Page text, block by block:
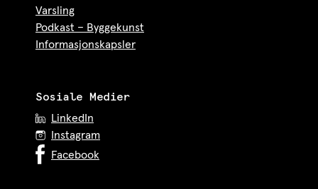
Varsling
Podkast – Byggekunst
Informasjonskapsler
Sosiale Medier
LinkedIn
Instagram
Facebook